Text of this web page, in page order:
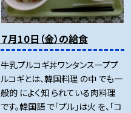
７月10日（金）の給食
牛乳プルコギ丼ワンタンスーププ
ルコギとは、韓国料理 の中 でも一
般的 によく知 られている肉料理
です。韓国語 で「プル」は火 を、「コ